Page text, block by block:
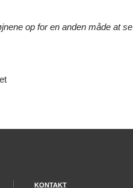
op for en anden måde at
KONTAKT